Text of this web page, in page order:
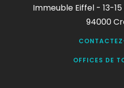
Immeuble Eiffel - 13-
94000
OFFICES DE